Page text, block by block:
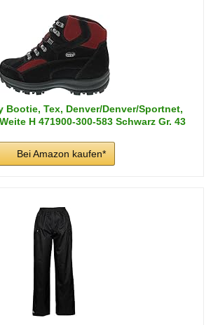
Bootie, Tex, Denver/Denver/Sportnet,
H 471900-300-583 Schwarz Gr. 43
Bei Amazon kaufen*